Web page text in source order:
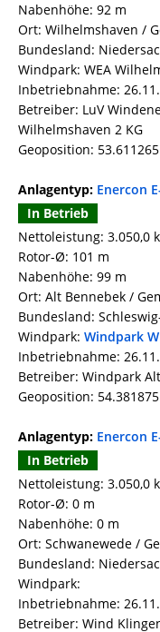
Nabenhöhe: 92 m
Ort: Wilhelmshaven /
Bundesland:
Windpark: WEA
Inbetriebnahme:
Betreiber: LuV
Wilhelmshaven 2 KG
Geoposition:
Anlagentyp: Enercon
In Betrieb
Nettoleistung: 3.050,0
Rotor-Ø: 101 m
Nabenhöhe: 99 m
Ort: Alt Bennebek /
Bundesland:
Windpark: Windpark
Inbetriebnahme:
Betreiber: Windpark
Geoposition:
Anlagentyp: Enercon
In Betrieb
Nettoleistung: 3.050,0
Rotor-Ø: 0 m
Nabenhöhe: 0 m
Ort: Schwanewede /
Bundesland:
Windpark:
Inbetriebnahme:
Betreiber: Wind